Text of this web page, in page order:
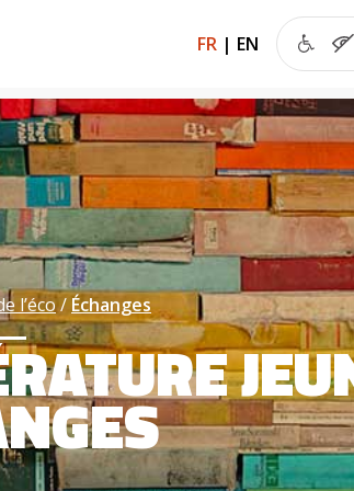
FR | EN
l’éco Échanges